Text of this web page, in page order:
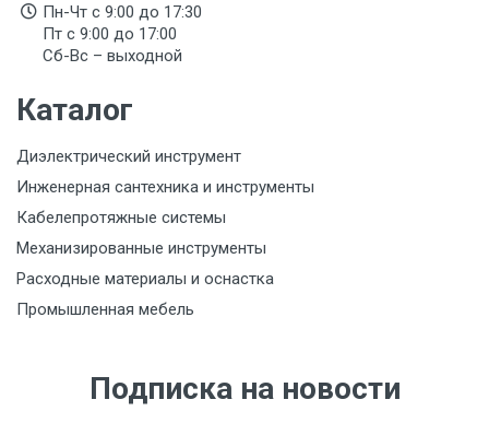
Пн-Чт с 9:00 до 17:30
Пт с 9:00 до 17:00
Сб-Вс – выходной
Каталог
Диэлектрический инструмент
Инженерная сантехника и инструменты
Кабелепротяжные системы
Механизированные инструменты
Расходные материалы и оснастка
Промышленная мебель
Подписка на новости